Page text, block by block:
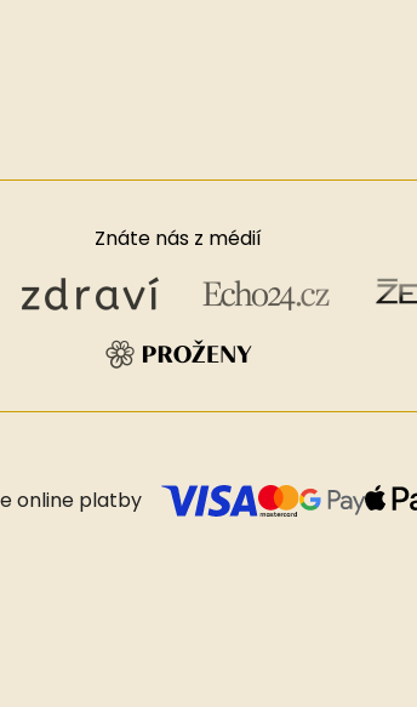
Znáte nás z médií
online platby